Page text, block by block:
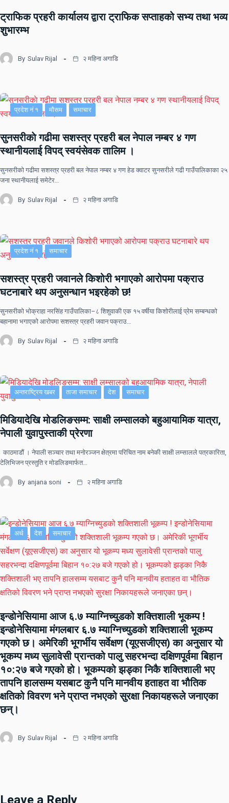
ट्राफिक प्रहरी कार्यालय द्वारा ट्राफिक सप्ताहको सभ्य तथा भव्य
शुभारम्भ
By Sulav Rijal २ महिना अगाडि
प्रदेश नं १ मौसम समाचार
सुनसरीकाे गढीमा सशस्त्र प्रहरी बल नेपाल नम्बर ४ गण
स्थानीयलाई विपद् स्वयंसेवक तालिम ।
सुनसरीकाे गढीमा सशस्त्र प्रहरी बल नेपाल नम्बर ४ गण हेड क्वाटर सुनसरीले गढी गाउँपालिकाका २५
जना स्थानीयलाई समेटेर…
By Sulav Rijal २ महिना अगाडि
प्रदेश नं १ समाचार
सशस्त्र प्रहरी जवानले किशोरी भगाएको आरोपमा पक्राउ
घटनाबारे थप अनुसन्धान भइरहेको छ!
सुनसरीको भोक्राहा नरसिंह गाउँपालिका–८ शिशुवाकी एक १५ वर्षीया किशोरीलाई प्रेम सम्बन्धको
बहानामा भगाएको आरोपमा सशस्त्र प्रहरी जवान पक्राउ…
By Sulav Rijal २ महिना अगाडि
अन्तराष्ट्रिय खबर ताजा समाचार देश समाचार
मिडियादेखि मोडलिङसम्म: साक्षी लम्सालको बहुआयामिक यात्रा,
नेपाली युवापुस्ताकी प्रेरणा
काठमाडौं । नेपाली सञ्चार तथा मनोरञ्जन क्षेत्रमा परिचित नाम बनेकी साक्षी लम्सालले पत्रकारिता,
टेलिभिजन प्रस्तुति र मोडलिङमार्फत…
By anjana soni २ महिना अगाडि
अर्थ देश समाचार
इन्डोनेसियामा आज ६.७ म्याग्निच्युडको शक्तिशाली भूकम्प !
इन्डोनेसियामा मंगलबार ६.७ म्याग्निच्युडको शक्तिशाली भूकम्प
गएको छ। अमेरिकी भूगर्भीय सर्वेक्षण (यूएसजीएस) का अनुसार यो
भूकम्प मध्य सुलावेसी प्रान्तको पालु सहरभन्दा दक्षिणपूर्वमा बिहान
१०:२७ बजे गएको हो। भूकम्पको झड्का निकै शक्तिशाली भए
तापनि हालसम्म यसबाट कुनै पनि मानवीय हताहत वा भौतिक
क्षतिको विवरण भने प्राप्त नभएको सुरक्षा निकायहरूले जनाएका
छन्।
By Sulav Rijal २ महिना अगाडि
Leave a Reply